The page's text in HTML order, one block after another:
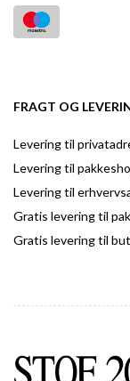
FRAGT OG
Levering til
Levering til
Levering til
Gratis levering til
Gratis levering til